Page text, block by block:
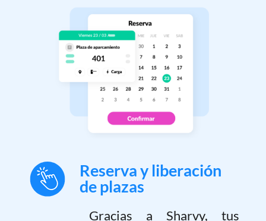
Reserva y liberación
de plazas
Gracias a Sharvy, tus